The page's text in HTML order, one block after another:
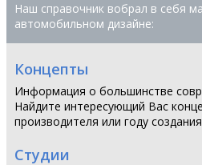
Наш справочник вобрал в себя
автомобильном дизайне:
Концепты
Информация о большинстве
Найдите интересующий Вас
производителя или году создания
Студии